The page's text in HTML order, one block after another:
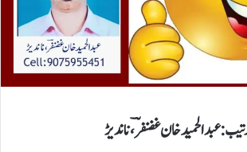
عبدالحمید خان غضنفرؔ، ناندیڑ